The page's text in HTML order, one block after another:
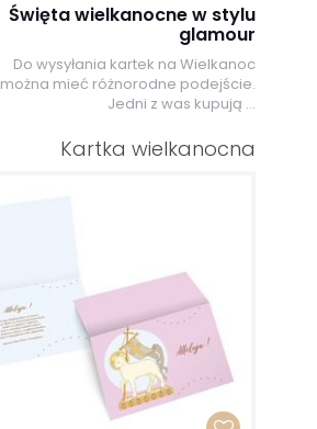
Święta wielkanocne w stylu
glamour
Do wysyłania kartek na Wielkanoc
można mieć różnorodne podejście.
Jedni z was kupują ...
Kartka wielkanocna